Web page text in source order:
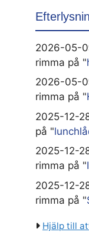
2026-05-
rimma på "
2026-05-
rimma på "
2025-12-
på "
2025-12-
rimma på "
2025-12-
rimma på "
Hjälp till